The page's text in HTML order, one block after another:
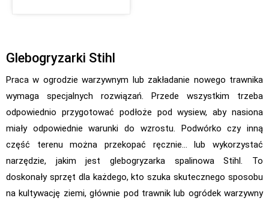
Glebogryzarki Stihl
Praca w ogrodzie warzywnym lub zakładanie nowego trawnika
wymaga specjalnych rozwiązań. Przede wszystkim trzeba
odpowiednio przygotować podłoże pod wysiew, aby nasiona
miały odpowiednie warunki do wzrostu. Podwórko czy inną
część terenu można przekopać ręcznie… lub wykorzystać
narzędzie, jakim jest glebogryzarka spalinowa Stihl. To
doskonały sprzęt dla każdego, kto szuka skutecznego sposobu
na kultywację ziemi, głównie pod trawnik lub ogródek warzywny